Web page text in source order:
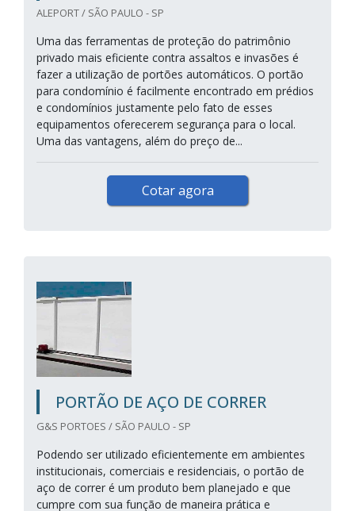
ALEPORT / SÃO PAULO - SP
Uma das ferramentas de proteção do patrimônio
privado mais eficiente contra assaltos e invasões é
fazer a utilização de portões automáticos. O portão
para condomínio é facilmente encontrado em prédios
e condomínios justamente pelo fato de esses
equipamentos oferecerem segurança para o local.
Uma das vantagens, além do preço de...
Cotar agora
PORTÃO DE AÇO DE CORRER
G&S PORTOES / SÃO PAULO - SP
Podendo ser utilizado eficientemente em ambientes
institucionais, comerciais e residenciais, o portão de
aço de correr é um produto bem planejado e que
cumpre com sua função de maneira prática e